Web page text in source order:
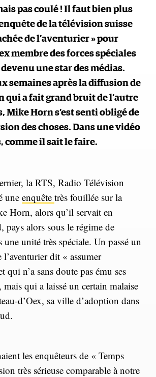
pas coulé ! Il faut bien plus
de la télévision suisse
de l’aventurier » pour
membre des forces spéciales
une star des médias.
semaines après la diffusion de
qui a fait grand bruit de l’autre
Mike Horn s’est senti obligé de
des choses. Dans une vidéo
comme il sait le faire.
la RTS, Radio Télévision
uneenquête très fouillée sur la
Horn, alors qu’il servait en
alors sous le régime de
une unité très spéciale. Un passé un
dit « assumer
qui n’a sans doute pas ému ses
qui a laissé un certain malaise
d’Oex, sa ville d’adoption dans
les enquêteurs de « Temps
très sérieuse comparable à notre